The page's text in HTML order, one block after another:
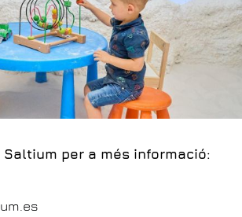
Saltium per a més informació: